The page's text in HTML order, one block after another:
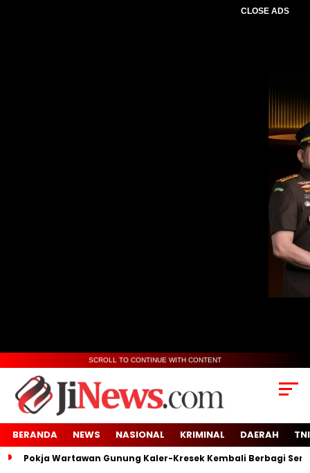
CLOSE ADS
SCROLL TO CONTINUE WITH CONTENT
BERANDA NEWS NASIONAL KRIMINAL DAERAH
Pokja Wartawan Gunung Kaler-Kresek Kembali Berbagi